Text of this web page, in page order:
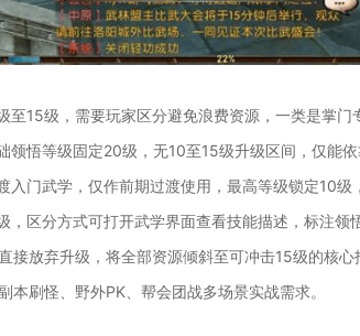
至15级，需要玩家区分避免浪费资源，一类是掌
领悟等级固定20级，无10至15级升级区间，仅能
入门武学，仅作前期过渡使用，最高等级锁定10
，区分方式可打开武学界面查看技能描述，标注
接放弃升级，将全部资源倾斜至可冲击15级的核
本刷怪、野外PK、帮会团战多场景实战需求。